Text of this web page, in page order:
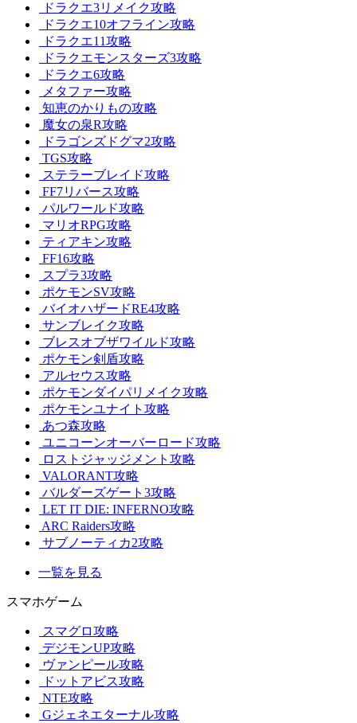
ドラクエ3リメイク攻略
ドラクエ10オフライン攻略
ドラクエ11攻略
ドラクエモンスターズ3攻略
ドラクエ6攻略
メタファー攻略
知恵のかりもの攻略
魔女の泉R攻略
ドラゴンズドグマ2攻略
TGS攻略
ステラーブレイド攻略
FF7リバース攻略
パルワールド攻略
マリオRPG攻略
ティアキン攻略
FF16攻略
スプラ3攻略
ポケモンSV攻略
バイオハザードRE4攻略
サンブレイク攻略
ブレスオブザワイルド攻略
ポケモン剣盾攻略
アルセウス攻略
ポケモンダイパリメイク攻略
ポケモンユナイト攻略
あつ森攻略
ユニコーンオーバーロード攻略
ロストジャッジメント攻略
VALORANT攻略
バルダーズゲート3攻略
LET IT DIE: INFERNO攻略
ARC Raiders攻略
サブノーティカ2攻略
一覧を見る
スマホゲーム
スマグロ攻略
デジモンUP攻略
ヴァンピール攻略
ドットアビス攻略
NTE攻略
Gジェネエターナル攻略